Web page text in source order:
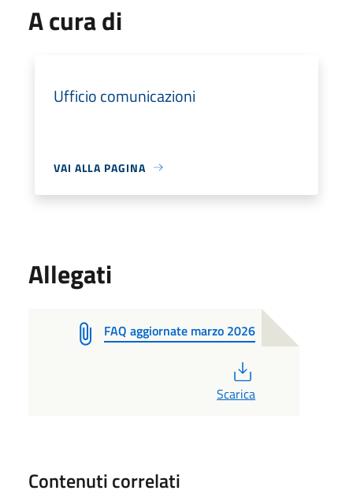
A cura di
Ufficio comunicazioni
VAI ALLA PAGINA
Allegati
FAQ aggiornate marzo 2026
Scarica
Contenuti correlati